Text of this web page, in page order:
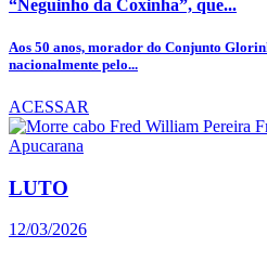
“Neguinho da Coxinha”, que...
Aos 50 anos, morador do Conjunto
nacionalmente pelo...
ACESSAR
LUTO
12/03/2026